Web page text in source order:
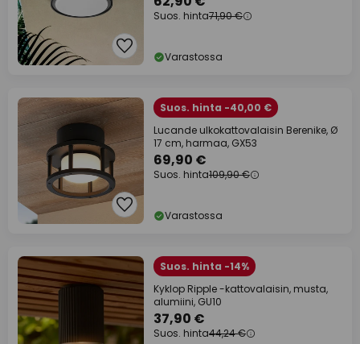
Suos. hinta71,90 €
Varastossa
Suos. hinta -40,00 €
Lucande ulkokattovalaisin Berenike, Ø
17 cm, harmaa, GX53
69,90 €
Suos. hinta109,90 €
Varastossa
Suos. hinta -14%
Kyklop Ripple -kattovalaisin, musta,
alumiini, GU10
37,90 €
Suos. hinta44,24 €